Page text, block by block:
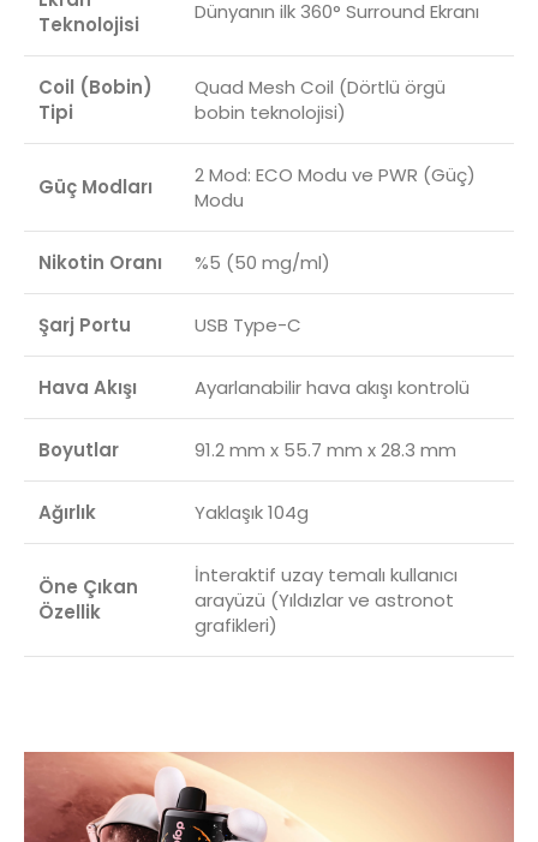
Teknolojisi
Dünyanın ilk 360° Surround Ekranı
Coil (Bobin)
Tipi
Quad Mesh Coil (Dörtlü örgü
bobin teknolojisi)
Güç Modları
2 Mod: ECO Modu ve PWR (Güç)
Modu
Nikotin Oranı %5 (50 mg/ml)
Şarj Portu USB Type-C
Hava Akışı Ayarlanabilir hava akışı kontrolü
Boyutlar 91.2 mm x 55.7 mm x 28.3 mm
Ağırlık Yaklaşık 104g
Öne Çıkan
Özellik
İnteraktif uzay temalı kullanıcı
arayüzü (Yıldızlar ve astronot
grafikleri)